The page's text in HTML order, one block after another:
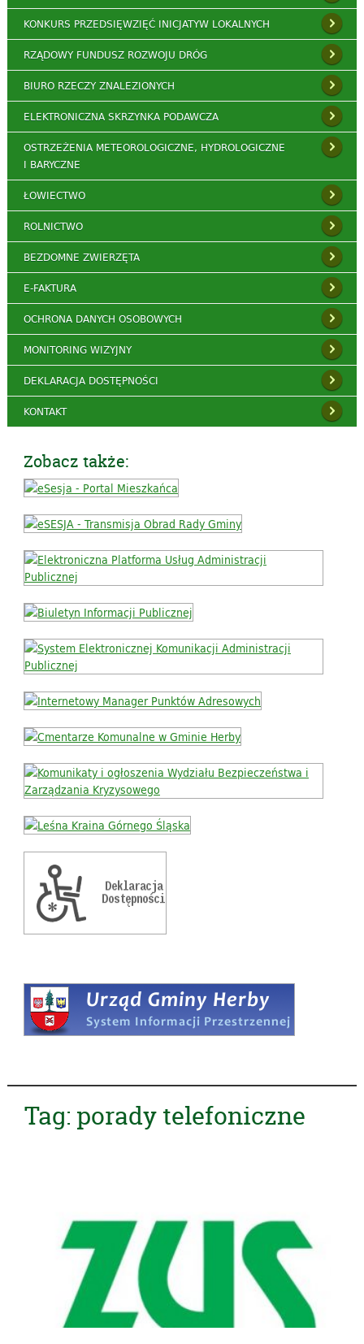
KONKURS PRZEDSIĘWZIĘĆ INICJATYW LOKALNYCH
RZĄDOWY FUNDUSZ ROZWOJU DRÓG
BIURO RZECZY ZNALEZIONYCH
ELEKTRONICZNA SKRZYNKA PODAWCZA
OSTRZEŻENIA METEOROLOGICZNE, HYDROLOGICZNE
I BARYCZNE
ŁOWIECTWO
ROLNICTWO
BEZDOMNE ZWIERZĘTA
E-FAKTURA
OCHRONA DANYCH OSOBOWYCH
MONITORING WIZYJNY
DEKLARACJA DOSTĘPNOŚCI
KONTAKT
Zobacz także:
Tag: porady telefoniczne